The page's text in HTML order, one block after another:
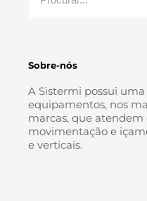
Sobre-nós
A Sistermi possui
equipamentos, nos
marcas, que
movimentação e
e verticais.